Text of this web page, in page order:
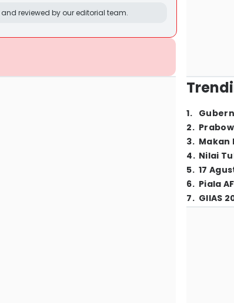
reviewed by our editorial team.
1.
2.
3. Makan
4. Nilai
5. 17
6. Piala
7. GIIAS